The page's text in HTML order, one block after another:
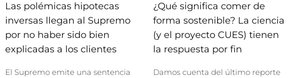
Las polémicas hipotecas
inversas llegan al Supremo
por no haber sido bien
explicadas a los clientes
El Supremo emite una sentencia
¿Qué significa comer de
forma sostenible? La ciencia
(y el proyecto CUES) tienen
la respuesta por fin
Damos cuenta del último reporte